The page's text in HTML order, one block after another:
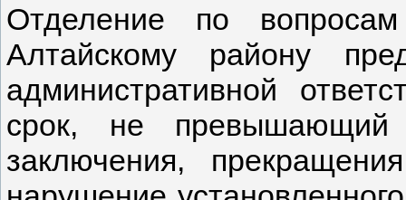
Отделение по
Алтайскому району
административной
срок, не
заключения,